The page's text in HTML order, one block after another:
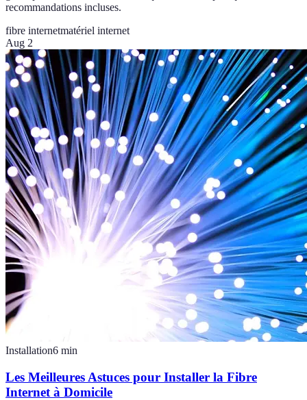
recommandations incluses.
fibre internetmatériel internet
Aug 2
Installation6 min
Les Meilleures Astuces pour Installer la Fibre
Internet à Domicile